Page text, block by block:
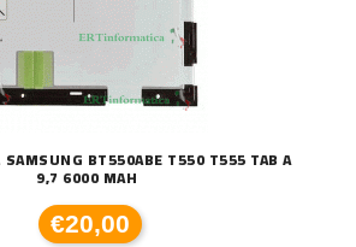
SAMSUNG BT550ABE T550 T555 TAB A
9,7 6000 MAH
€20,00